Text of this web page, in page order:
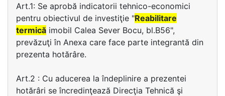
Art.1: Se aprobă indicatorii tehnico-economici
pentru obiectivul de investiţie "Reabilitare
termică imobil Calea Sever Bocu, bl.B56",
prevăzuţi în Anexa care face parte integrantă din
prezenta hotărâre.
Art.2 : Cu aducerea la îndeplinire a prezentei
hotărâri se încredinţează Direcţia Tehnică şi